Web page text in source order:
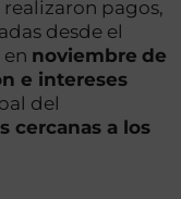
realizaron pagos,
desde el
noviembre de
e intereses
del
cercanas a los